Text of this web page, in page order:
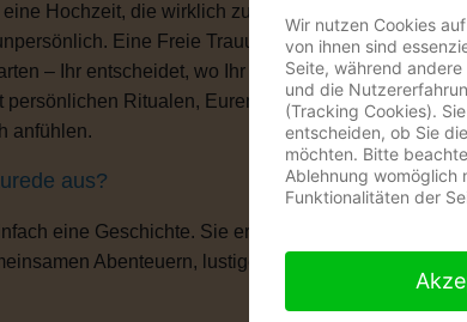
eine Hochzeit, die wirklich zu ihnen passt. Vielleicht
Eine Freie Trauung schenkt Euch
– Ihr entscheidet, wo Ihr Euch das Ja-Wort
persönlichen Ritualen, Eurem Eheversprechen und
anfühlen.
aus?
eine Geschichte. Sie erzählt Eure
Abenteuern, lustigen Anekdoten,
Wir nutzen Cookies
von ihnen sind
Seite, während
und die
(Tracking Cookies).
entscheiden, ob Sie
möchten. Bitte
Ablehnung womöglich
Funktionalitäten der